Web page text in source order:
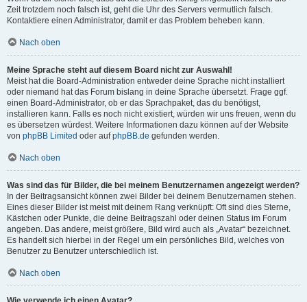
Zeit trotzdem noch falsch ist, geht die Uhr des Servers vermutlich falsch.
Kontaktiere einen Administrator, damit er das Problem beheben kann.
Nach oben
Meine Sprache steht auf diesem Board nicht zur Auswahl!
Meist hat die Board-Administration entweder deine Sprache nicht installiert
oder niemand hat das Forum bislang in deine Sprache übersetzt. Frage ggf.
einen Board-Administrator, ob er das Sprachpaket, das du benötigst,
installieren kann. Falls es noch nicht existiert, würden wir uns freuen, wenn du
es übersetzen würdest. Weitere Informationen dazu können auf der Website
von phpBB Limited oder aufphpBB.de gefunden werden.
Nach oben
Was sind das für Bilder, die bei meinem Benutzernamen angezeigt werden?
In der Beitragsansicht können zwei Bilder bei deinem Benutzernamen stehen.
Eines dieser Bilder ist meist mit deinem Rang verknüpft: Oft sind dies Sterne,
Kästchen oder Punkte, die deine Beitragszahl oder deinen Status im Forum
angeben. Das andere, meist größere, Bild wird auch als „Avatar“ bezeichnet.
Es handelt sich hierbei in der Regel um ein persönliches Bild, welches von
Benutzer zu Benutzer unterschiedlich ist.
Nach oben